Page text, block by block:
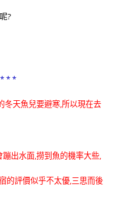
?
* *
冬天魚兒要避寒,所以現在去
水面,撈到魚的機率大些,
的評價似乎不太優,三思而後